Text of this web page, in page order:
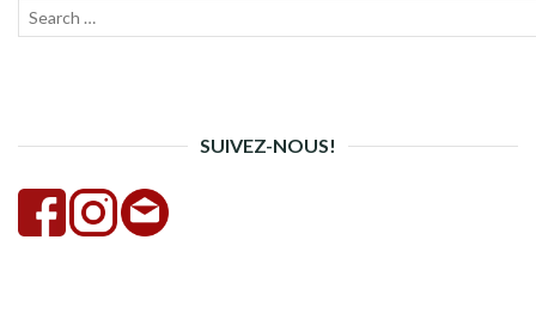
Recherche
SUIVEZ-NOUS!